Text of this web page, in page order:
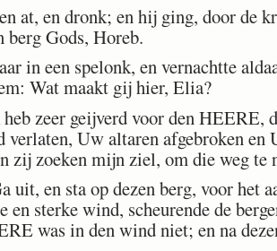
at, en dronk; en hij ging, door de
berg Gods, Horeb.
in een spelonk, en vernachtte
Wat maakt gij hier, Elia?
zeer geijverd voor den HEERE,
verlaten, Uw altaren afgebroken
zij zoeken mijn ziel, om die weg te
uit, en sta op dezen berg, voor
en sterke wind, scheurende de
was in den wind niet; en na